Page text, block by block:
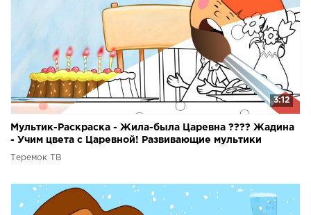
3:12
Мультик-Раскраска - Жила-была Царевна ???? Жадина
- Учим цвета с Царевной! Развивающие мультики
Теремок ТВ